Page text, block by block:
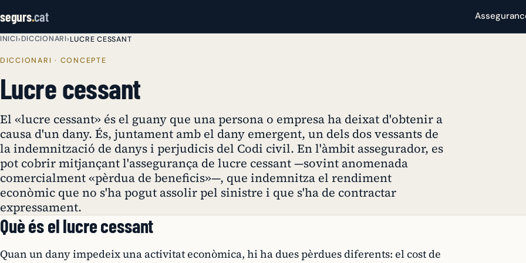
segurs.cat
INICI›DICCIONARI›LUCRE CESSANT
DICCIONARI · CONCEPTE
Lucre cessant
El «lucre cessant» és el guany que una persona o empresa ha deixat d'obtenir a
causa d'un dany. És, juntament amb el dany emergent, un dels dos vessants de
la indemnització de danys i perjudicis del Codi civil. En l'àmbit assegurador, es
pot cobrir mitjançant l'assegurança de lucre cessant —sovint anomenada
comercialment «pèrdua de beneficis»—, que indemnitza el rendiment
econòmic que no s'ha pogut assolir pel sinistre i que s'ha de contractar
expressament.
Què és el lucre cessant
Quan un dany impedeix una activitat econòmica, hi ha dues pèrdues diferents: el cost de